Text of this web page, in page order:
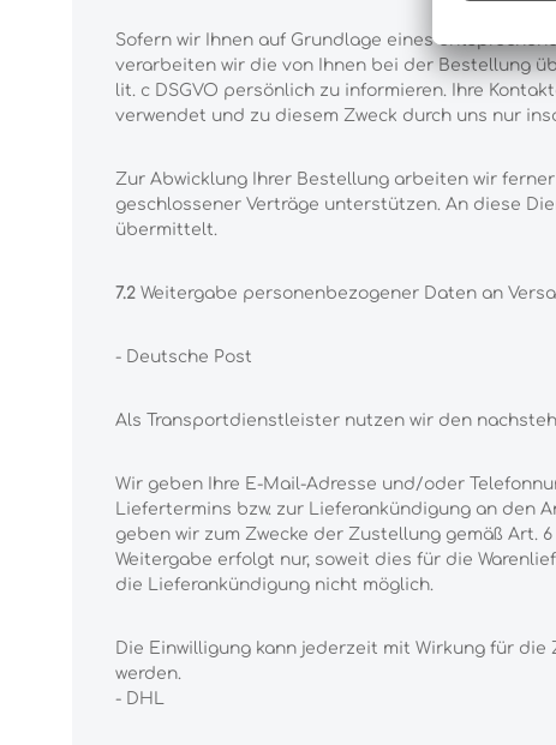
Sofern wir Ihnen auf Grundlage eines
verarbeiten wir die von Ihnen bei der Bestellung
lit. c DSGVO persönlich zu informieren. Ihre
verwendet und zu diesem Zweck durch uns nur
Zur Abwicklung Ihrer Bestellung arbeiten wir
geschlossener Verträge unterstützen. An diese
übermittelt.
7.2 Weitergabe personenbezogener Daten an
- Deutsche Post
Als Transportdienstleister nutzen wir den
Wir geben Ihre E-Mail-Adresse und/oder
Liefertermins bzw. zur Lieferankündigung an den
geben wir zum Zwecke der Zustellung gemäß Art.
Weitergabe erfolgt nur, soweit dies für die
die Lieferankündigung nicht möglich.
Die Einwilligung kann jederzeit mit Wirkung für
werden.
- DHL